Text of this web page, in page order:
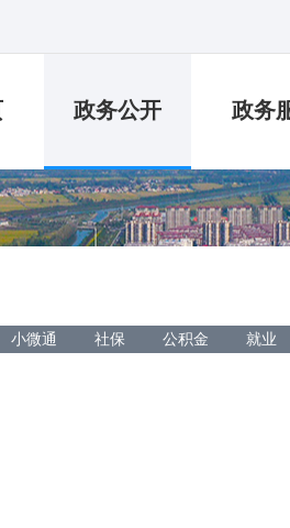
政务公开 政务
小微通 社保 公积金 就业